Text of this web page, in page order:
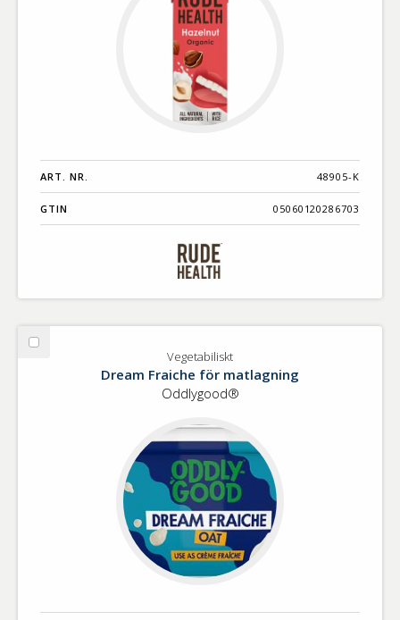
ART. NR. 48905-K
GTIN 05060120286703
Välj
Vegetabiliskt
Dream Fraiche för matlagning
Oddlygood®